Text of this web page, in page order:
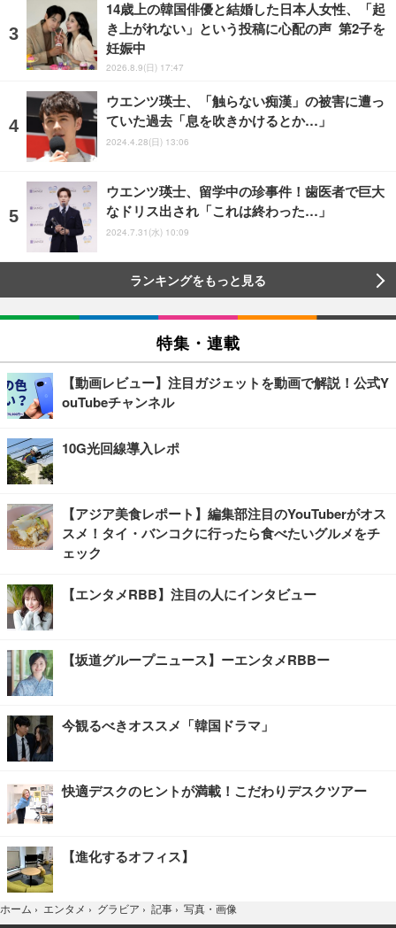
14歳上の韓国俳優と結婚した日本人女性、「起
き上がれない」という投稿に心配の声 第2子を
妊娠中
2026.8.9(日) 17:47
ウエンツ瑛士、「触らない痴漢」の被害に遭っ
ていた過去「息を吹きかけるとか…」
2024.4.28(日) 13:06
ウエンツ瑛士、留学中の珍事件！歯医者で巨大
なドリス出され「これは終わった…」
2024.7.31(水) 10:09
ランキングをもっと見る
特集・連載
【動画レビュー】注目ガジェットを動画で解説！公式Y
ouTubeチャンネル
10G光回線導入レポ
【アジア美食レポート】編集部注目のYouTuberがオス
スメ！タイ・バンコクに行ったら食べたいグルメをチ
ェック
【エンタメRBB】注目の人にインタビュー
【坂道グループニュース】ーエンタメRBBー
今観るべきオススメ「韓国ドラマ」
快適デスクのヒントが満載！こだわりデスクツアー
【進化するオフィス】
ホーム › エンタメ › グラビア › 記事 › 写真・画像